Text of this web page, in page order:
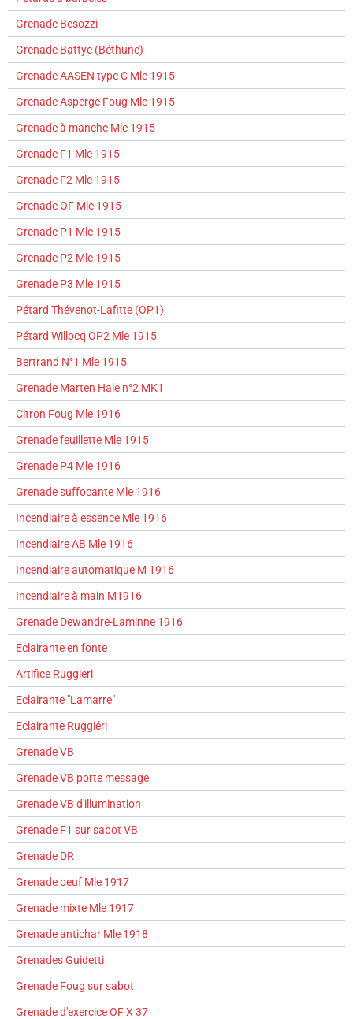
Grenade Besozzi
Grenade Battye (Béthune)
Grenade AASEN type C Mle 1915
Grenade Asperge Foug Mle 1915
Grenade à manche Mle 1915
Grenade F1 Mle 1915
Grenade F2 Mle 1915
Grenade OF Mle 1915
Grenade P1 Mle 1915
Grenade P2 Mle 1915
Grenade P3 Mle 1915
Pétard Thévenot-Lafitte (OP1)
Pétard Willocq OP2 Mle 1915
Bertrand N°1 Mle 1915
Grenade Marten Hale n°2 MK1
Citron Foug Mle 1916
Grenade feuillette Mle 1915
Grenade P4 Mle 1916
Grenade suffocante Mle 1916
Incendiaire à essence Mle 1916
Incendiaire AB Mle 1916
Incendiaire automatique M 1916
Incendiaire à main M1916
Grenade Dewandre-Laminne 1916
Eclairante en fonte
Artifice Ruggieri
Eclairante "Lamarre"
Eclairante Ruggiéri
Grenade VB
Grenade VB porte message
Grenade VB d'illumination
Grenade F1 sur sabot VB
Grenade DR
Grenade oeuf Mle 1917
Grenade mixte Mle 1917
Grenade antichar Mle 1918
Grenades Guidetti
Grenade Foug sur sabot
Grenade d'exercice OF X 37